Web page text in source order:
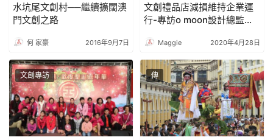
水坑尾文創村──繼續擴闊澳
門文創之路
何 家豪 2016年9月7日
文創禮品店減損維持企業運
行-專訪o moon設計總監胡
Maggie 2020年4月28日
文創專訪 傳